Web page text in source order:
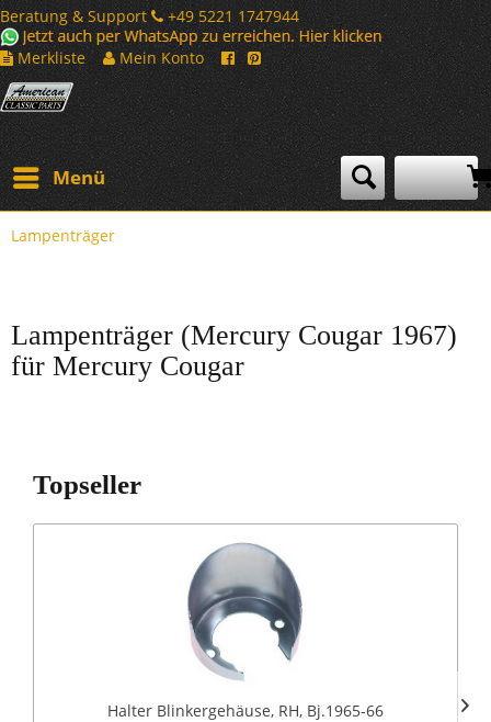
Beratung & Support
+49 5221 1747944
Merkliste
Mein Konto
Menü
Lampenträger
Lampenträger (Mercury Cougar 1967)
für Mercury Cougar
Topseller
Halter Blinkergehäuse, RH, Bj.1965-66